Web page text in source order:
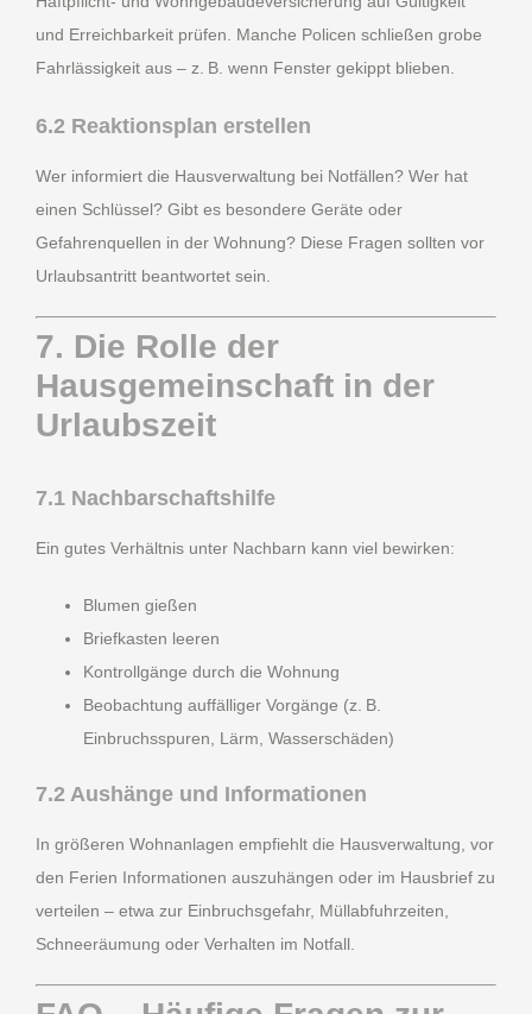
und Erreichbarkeit prüfen. Manche Policen schließen grobe
Fahrlässigkeit aus – z. B. wenn Fenster gekippt blieben.
6.2 Reaktionsplan erstellen
Wer informiert die Hausverwaltung bei Notfällen? Wer hat
einen Schlüssel? Gibt es besondere Geräte oder
Gefahrenquellen in der Wohnung? Diese Fragen sollten vor
Urlaubsantritt beantwortet sein.
7. Die Rolle der
Hausgemeinschaft in der
Urlaubszeit
7.1 Nachbarschaftshilfe
Ein gutes Verhältnis unter Nachbarn kann viel bewirken:
Blumen gießen
Briefkasten leeren
Kontrollgänge durch die Wohnung
Beobachtung auffälliger Vorgänge (z. B.
Einbruchsspuren, Lärm, Wasserschäden)
7.2 Aushänge und Informationen
In größeren Wohnanlagen empfiehlt die Hausverwaltung, vor
den Ferien Informationen auszuhängen oder im Hausbrief zu
verteilen – etwa zur Einbruchsgefahr, Müllabfuhrzeiten,
Schneeräumung oder Verhalten im Notfall.